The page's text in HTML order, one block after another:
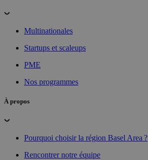
Multinationales
Startups et scaleups
PME
Nos programmes
À propos
Pourquoi choisir la région Basel Area ?
Rencontrer notre équipe